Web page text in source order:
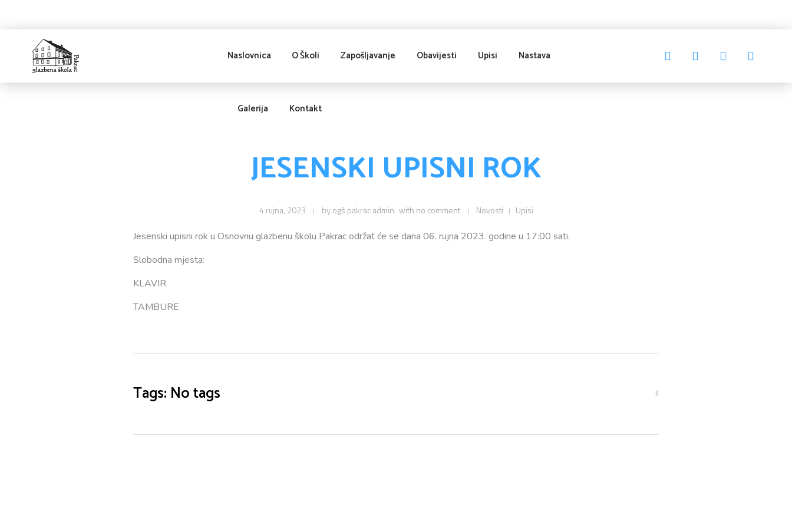
Naslovnica O Školi Zapošljavanje Obavijesti Upisi Nastava
Galerija Kontakt
JESENSKI UPISNI ROK
4 rujna, 2023 by ogš pakrac admin with no comment Novosti Upisi
Jesenski upisni rok u Osnovnu glazbenu školu Pakrac održat će se dana 06. rujna 2023. godine u 17:00 sati.
Slobodna mjesta:
KLAVIR
TAMBURE
Tags: No tags